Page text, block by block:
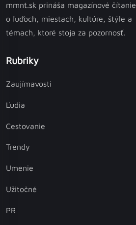
mmnt.sk prináša magazínové čítanie
o ľuďoch, miestach, kultúre, štýle a
témach, ktoré stoja za pozornosť.
Rubriky
Zaujímavosti
Ľudia
Cestovanie
Trendy
Umenie
Užitočné
PR